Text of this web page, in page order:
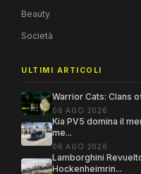
Beauty
Società
ULTIMI ARTICOLI
Warrior Cats: Clans
06 AGO 2026
Kia PV5 domina il
me...
06 AGO 2026
Lamborghini
Hockenheimrin...